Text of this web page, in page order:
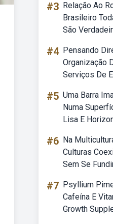
#3 Relação Ao
Brasileiro
São
#4 Pensando
Organização
Serviços De
#5 Uma Barra
Numa
Lisa E
#6 Na
Culturas
Sem Se
#7 Psyllium
Cafeína E
Growth